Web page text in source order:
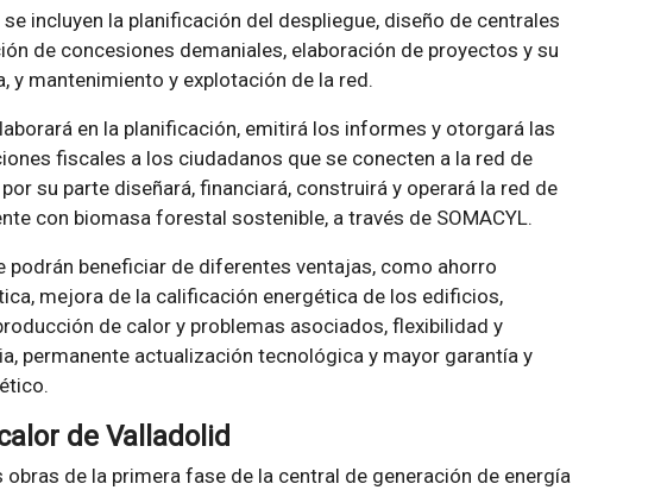
incluyen la planificación del despliegue, diseño de centrales
de concesiones demaniales, elaboración de proyectos y su
y mantenimiento y explotación de la red.
en la planificación, emitirá los informes y otorgará las
fiscales a los ciudadanos que se conecten a la red de
su parte diseñará, financiará, construirá y operará la red de
con biomasa forestal sostenible, a través de SOMACYL.
podrán beneficiar de diferentes ventajas, como ahorro
mejora de la calificación energética de los edificios,
de calor y problemas asociados, flexibilidad y
permanente actualización tecnológica y mayor garantía y
de Valladolid
de la primera fase de la central de generación de energía